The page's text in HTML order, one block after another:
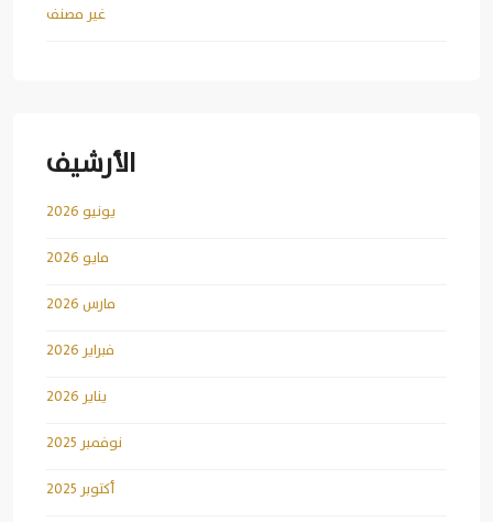
غير مصنف
الأرشيف
يونيو 2026
مايو 2026
مارس 2026
فبراير 2026
يناير 2026
نوفمبر 2025
أكتوبر 2025